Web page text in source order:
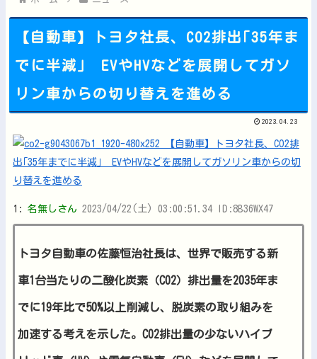
Powered by livedoor 相互RSS
【自動車】トヨタ社長、CO2排出｢35年ま
でに半減｣ EVやHVなどを展開してガソ
リン車からの切り替えを進める
2023.04.23
1: 名無しさん 2023/04/22(土) 03:00:51.34 ID:8B36WX47
トヨタ自動車の佐藤恒治社長は、世界で販売する新
車1台当たりの二酸化炭素（CO2）排出量を2035年ま
でに19年比で50%以上削減し、脱炭素の取り組みを
加速する考えを示した。CO2排出量の少ないハイブ